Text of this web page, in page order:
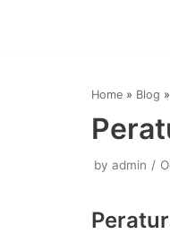
Home » Blog »
by admin